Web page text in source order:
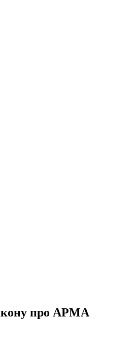
про АРМА